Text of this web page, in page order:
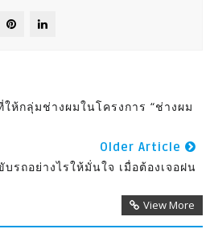
ห้กลุ่มช่างผมในโครงการ “ช่างผม
Older Article
รถอย่างไรให้มั่นใจ เมื่อต้องเจอฝน
View More